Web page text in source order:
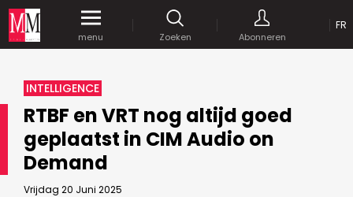
menu Zoeken Abonneren
FR
INTELLIGENCE
RTBF en VRT nog altijd goed
geplaatst in CIM Audio on
Demand
Vrijdag 20 Juni 2025
GEAVANCEERDE ZOEKOPTIES
JE WACHTWOORD VERSTUREN
OP
MARCOM WORLD SRL
Mix Brussels - Vorstlaan 25 bus 5
1160 Brussels - Belgïe
E-mail :info@mm.be
Krijg gedurende een maand gratistoegang